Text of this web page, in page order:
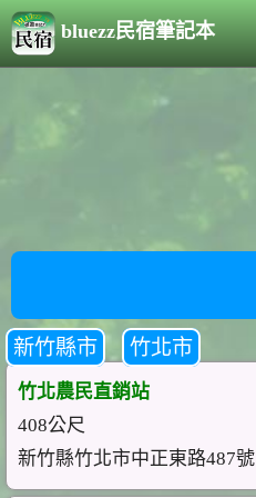
bluezz民宿筆記本
新竹縣市 竹北市
竹北農民直銷站
408公尺
新竹縣竹北市中正東路487號